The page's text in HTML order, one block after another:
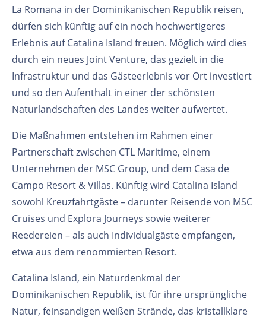
La Romana in der Dominikanischen Republik reisen,
dürfen sich künftig auf ein noch hochwertigeres
Erlebnis auf Catalina Island freuen. Möglich wird dies
durch ein neues Joint Venture, das gezielt in die
Infrastruktur und das Gästeerlebnis vor Ort investiert
und so den Aufenthalt in einer der schönsten
Naturlandschaften des Landes weiter aufwertet.
Die Maßnahmen entstehen im Rahmen einer
Partnerschaft zwischen CTL Maritime, einem
Unternehmen der MSC Group, und dem Casa de
Campo Resort & Villas. Künftig wird Catalina Island
sowohl Kreuzfahrtgäste – darunter Reisende von MSC
Cruises und Explora Journeys sowie weiterer
Reedereien – als auch Individualgäste empfangen,
etwa aus dem renommierten Resort.
Catalina Island, ein Naturdenkmal der
Dominikanischen Republik, ist für ihre ursprüngliche
Natur, feinsandigen weißen Strände, das kristallklare